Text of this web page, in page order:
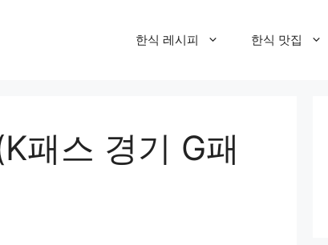
한식 레시피 한식 맛집
패스 경기 G패